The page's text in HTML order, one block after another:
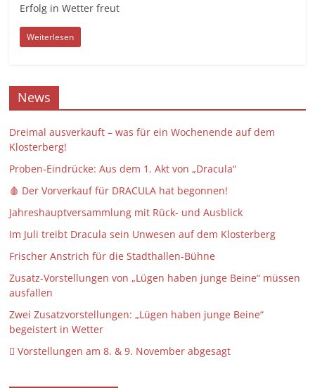
Erfolg in Wetter freut
Weiterlesen
News
Dreimal ausverkauft – was für ein Wochenende auf dem
Klosterberg!
Proben-Eindrücke: Aus dem 1. Akt von „Dracula“
🩸 Der Vorverkauf für DRACULA hat begonnen!
Jahreshauptversammlung mit Rück- und Ausblick
Im Juli treibt Dracula sein Unwesen auf dem Klosterberg
Frischer Anstrich für die Stadthallen-Bühne
Zusatz-Vorstellungen von „Lügen haben junge Beine“ müssen
ausfallen
Zwei Zusatzvorstellungen: „Lügen haben junge Beine“
begeistert in Wetter
 Vorstellungen am 8. & 9. November abgesagt